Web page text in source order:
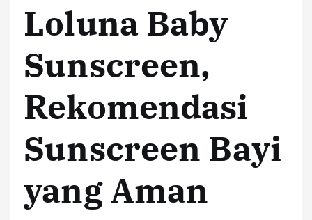
Loluna Baby
Sunscreen,
Rekomendasi
Sunscreen Bayi
yang Aman